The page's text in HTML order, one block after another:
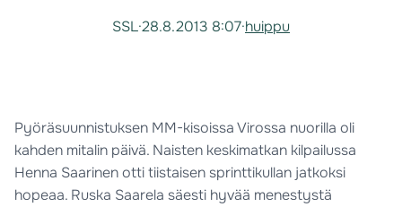
SSL·28.8.2013 8:07·huippu
Pyöräsuunnistuksen MM-kisoissa Virossa nuorilla oli
kahden mitalin päivä. Naisten keskimatkan kilpailussa
Henna Saarinen otti tiistaisen sprinttikullan jatkoksi
hopeaa. Ruska Saarela säesti hyvää menestystä